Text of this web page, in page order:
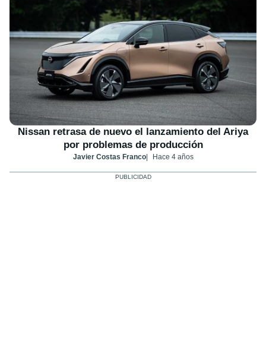
Nissan retrasa de nuevo el lanzamiento del Ariya
por problemas de producción
Javier Costas Franco Hace 4 años